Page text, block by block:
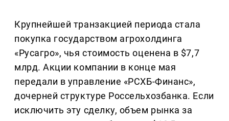
Крупнейшей транзакцией периода стала
покупка государством агрохолдинга
«Русагро», чья стоимость оценена в $7,7
млрд. Акции компании в конце мая
передали в управление «РСХБ-Финанс»,
дочерней структуре Россельхозбанка. Если
исключить эту сделку, объем рынка за